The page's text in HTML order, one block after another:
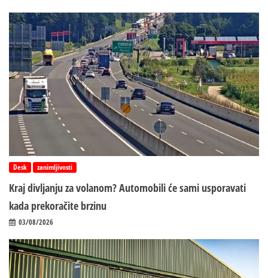
Desk zanimljivosti
Kraj divljanju za volanom? Automobili će sami usporavati
kada prekoračite brzinu
03/08/2026